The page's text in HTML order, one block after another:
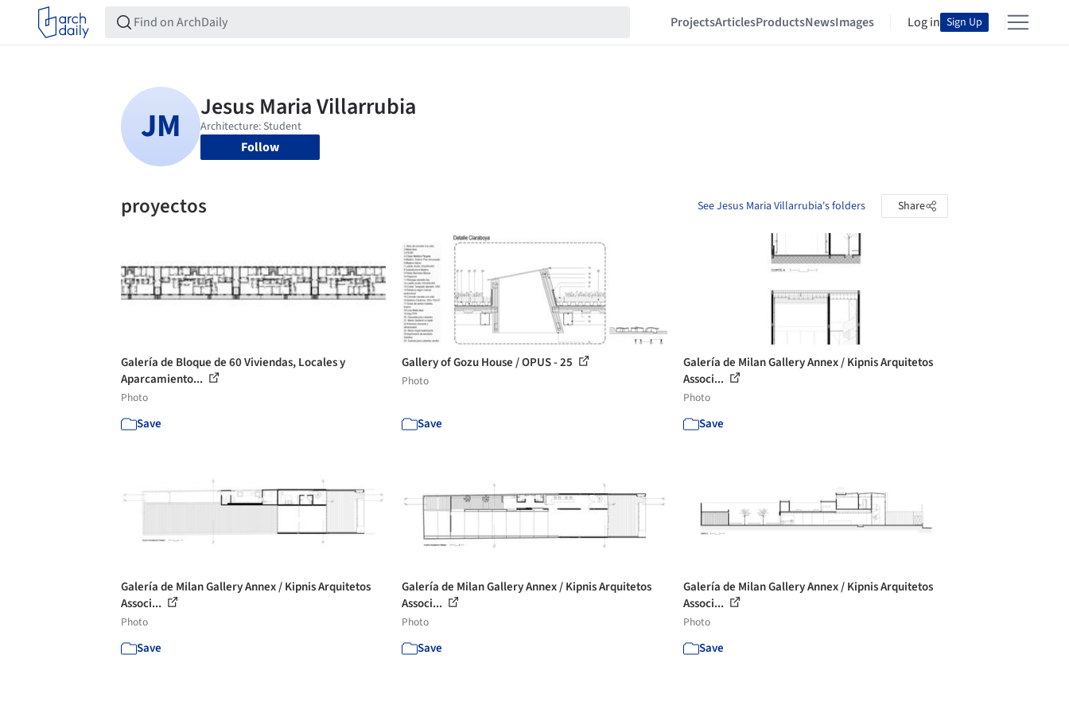
ProjectsArticlesProductsNewsImages Log in Sign Up
Follow
proyectos See Jesus Maria Villarrubia's folders Share
Galería de Bloque de 60 Viviendas, Locales y
Aparcamiento...
Photo
Save
Gallery of Gozu House / OPUS - 25
Photo
Save
Galería de Milan Gallery Annex / Kipnis Arquitetos
Associ...
Photo
Save
Galería de Milan Gallery Annex / Kipnis Arquitetos
Associ...
Photo
Save
Galería de Milan Gallery Annex / Kipnis Arquitetos
Associ...
Photo
Save
Galería de Milan Gallery Annex / Kipnis Arquitetos
Associ...
Photo
Save